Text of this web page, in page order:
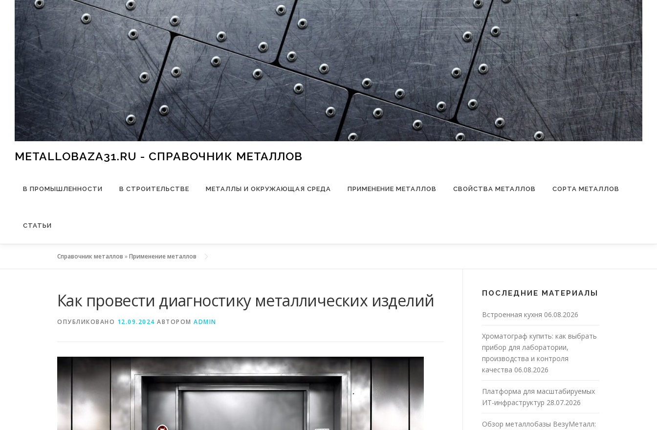
Перейти к содержимому
METALLOBAZA31.RU - СПРАВОЧНИК МЕТАЛЛОВ
В ПРОМЫШЛЕННОСТИ В СТРОИТЕЛЬСТВЕ МЕТАЛЛЫ И ОКРУЖАЮЩАЯ СРЕДА ПРИМЕНЕНИЕ МЕТАЛЛОВ СВОЙСТВА МЕТАЛЛОВ СОРТА МЕТАЛЛОВ
СТАТЬИ
Справочник металлов »Применение металлов
Как провести диагностику металлических изделий
ОПУБЛИКОВАНО 12.09.2024 АВТОРОМ ADMIN
ПОСЛЕДНИЕ МАТЕРИАЛЫ
Встроенная кухня 06.08.2026
Хроматограф купить: как выбрать
прибор для лаборатории,
производства и контроля
качества 06.08.2026
Платформа для масштабируемых
ИТ-инфраструктур 28.07.2026
Обзор металлобазы ВезуМеталл: